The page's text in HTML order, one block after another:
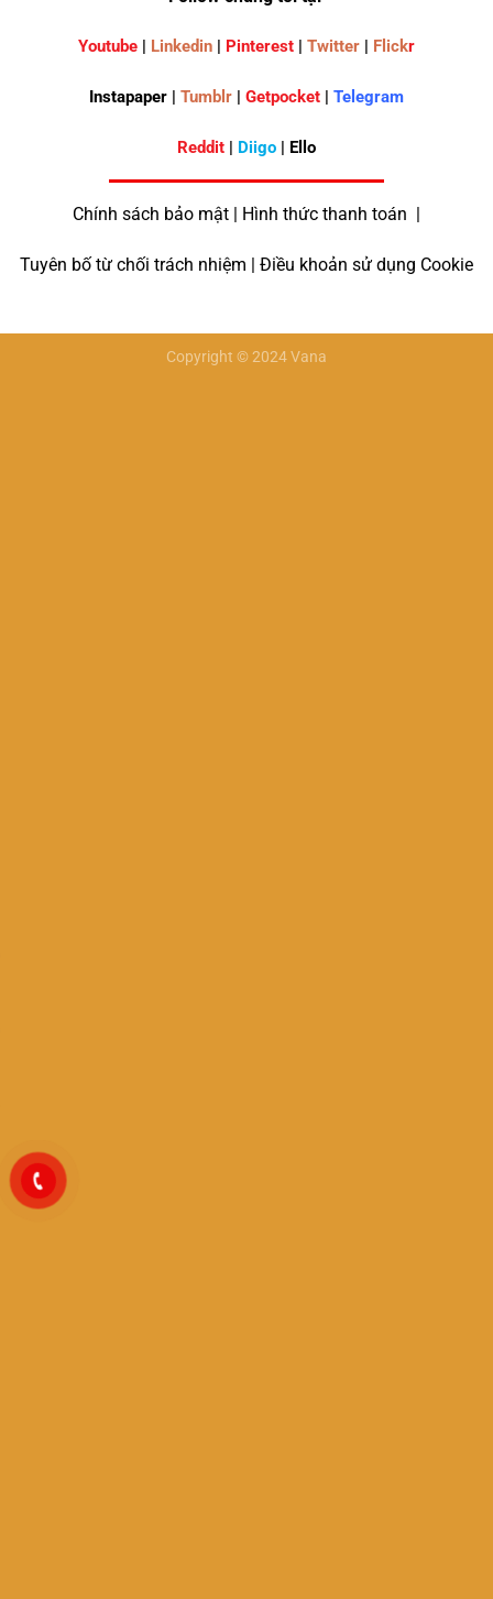
Youtube Linkedin Pinterest Twitter Flickr
Instapaper | Tumblr | Getpocket | Telegram
Reddit | Diigo | Ello
Chính sách bảo mật | Hình thức thanh toán |
Tuyên bố từ chối trách nhiệm | Điều khoản sử dụng Cookie
Copyright © 2024 Vana